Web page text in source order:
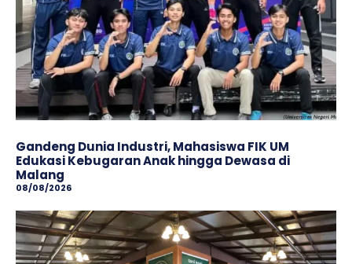
Gandeng Dunia Industri, Mahasiswa FIK UM
Edukasi Kebugaran Anak hingga Dewasa di
Malang
08/08/2026